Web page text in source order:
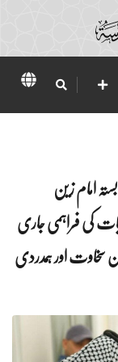
امام زین
کی فراہمی جاری
اور ہمدردی